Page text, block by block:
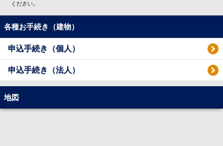
ください。
各種お手続き（建物）
申込手続き（個人）
申込手続き（法人）
地図